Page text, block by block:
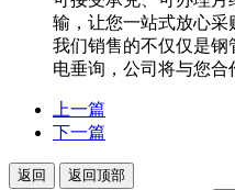
输，让您一站式放心采
我们销售的不仅仅是
电垂询，公司将与您合
上一篇
下一篇
返回 返回顶部